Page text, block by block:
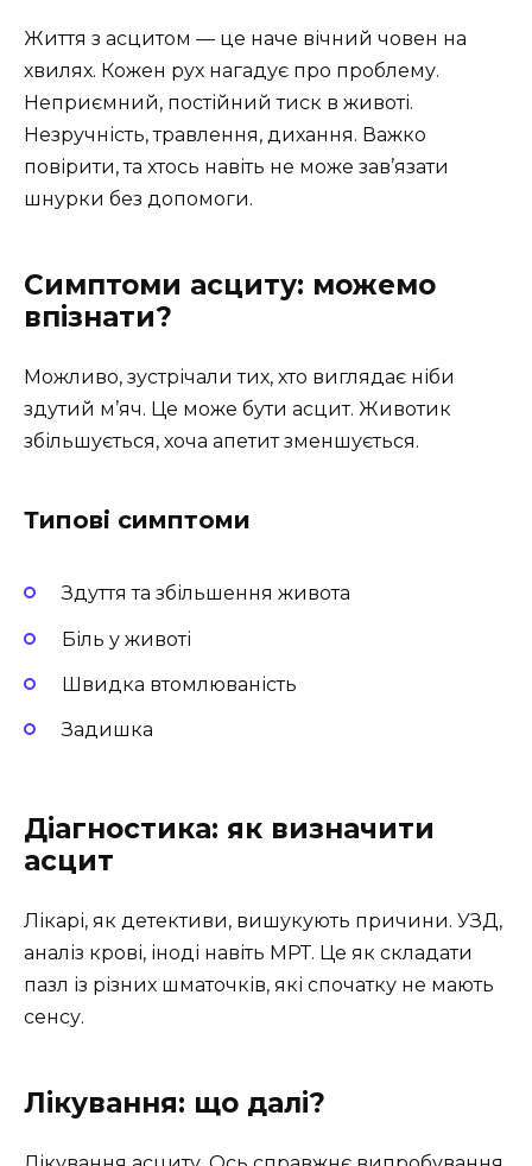
Життя з асцитом — це наче вічний човен на
хвилях. Кожен рух нагадує про проблему.
Неприємний, постійний тиск в животі.
Незручність, травлення, дихання. Важко
повірити, та хтось навіть не може зав’язати
шнурки без допомоги.
Симптоми асциту: можемо
впізнати?
Можливо, зустрічали тих, хто виглядає ніби
здутий м’яч. Це може бути асцит. Животик
збільшується, хоча апетит зменшується.
Типові симптоми
Здуття та збільшення живота
Біль у животі
Швидка втомлюваність
Задишка
Діагностика: як визначити
асцит
Лікарі, як детективи, вишукують причини. УЗД,
аналіз крові, іноді навіть МРТ. Це як складати
пазл із різних шматочків, які спочатку не мають
сенсу.
Лікування: що далі?